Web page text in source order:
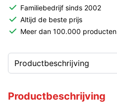
Familiebedrijf sinds 2002
Altijd de beste prijs
Meer dan 100.000 producten
Productbeschrijving